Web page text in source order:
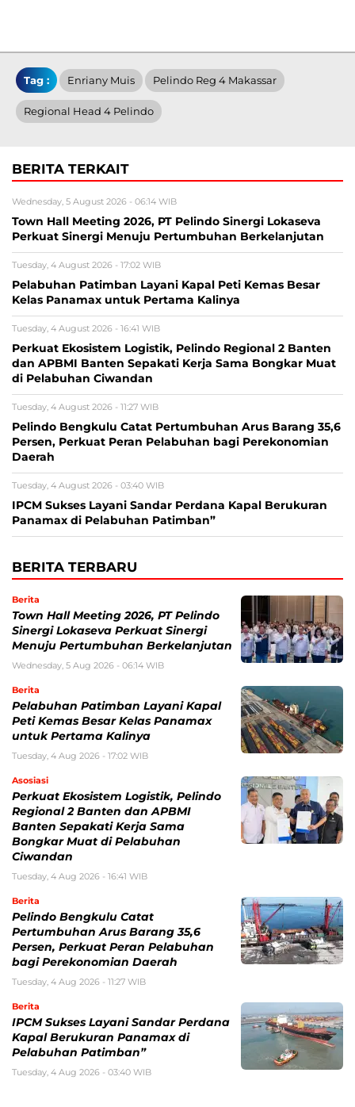
Tag : Enriany Muis Pelindo Reg 4 Makassar
Regional Head 4 Pelindo
BERITA TERKAIT
Wednesday, 5 August 2026 - 06:14 WIB
Town Hall Meeting 2026, PT Pelindo Sinergi Lokaseva
Perkuat Sinergi Menuju Pertumbuhan Berkelanjutan
Tuesday, 4 August 2026 - 17:02 WIB
Pelabuhan Patimban Layani Kapal Peti Kemas Besar
Kelas Panamax untuk Pertama Kalinya
Tuesday, 4 August 2026 - 16:41 WIB
Perkuat Ekosistem Logistik, Pelindo Regional 2 Banten
dan APBMI Banten Sepakati Kerja Sama Bongkar Muat
di Pelabuhan Ciwandan
Tuesday, 4 August 2026 - 11:27 WIB
Pelindo Bengkulu Catat Pertumbuhan Arus Barang 35,6
Persen, Perkuat Peran Pelabuhan bagi Perekonomian
Daerah
Tuesday, 4 August 2026 - 03:40 WIB
IPCM Sukses Layani Sandar Perdana Kapal Berukuran
Panamax di Pelabuhan Patimban”
BERITA TERBARU
Berita
Town Hall Meeting 2026, PT Pelindo
Sinergi Lokaseva Perkuat Sinergi
Menuju Pertumbuhan Berkelanjutan
Wednesday, 5 Aug 2026 - 06:14 WIB
Berita
Pelabuhan Patimban Layani Kapal
Peti Kemas Besar Kelas Panamax
untuk Pertama Kalinya
Tuesday, 4 Aug 2026 - 17:02 WIB
Asosiasi
Perkuat Ekosistem Logistik, Pelindo
Regional 2 Banten dan APBMI
Banten Sepakati Kerja Sama
Bongkar Muat di Pelabuhan
Ciwandan
Tuesday, 4 Aug 2026 - 16:41 WIB
Berita
Pelindo Bengkulu Catat
Pertumbuhan Arus Barang 35,6
Persen, Perkuat Peran Pelabuhan
bagi Perekonomian Daerah
Tuesday, 4 Aug 2026 - 11:27 WIB
Berita
IPCM Sukses Layani Sandar Perdana
Kapal Berukuran Panamax di
Pelabuhan Patimban”
Tuesday, 4 Aug 2026 - 03:40 WIB